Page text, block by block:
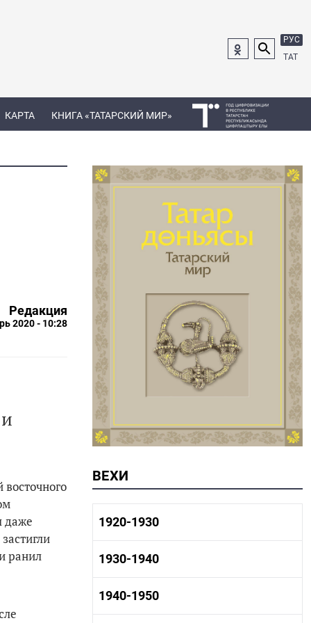
РУС
ТАТ
КАРТА КНИГА «ТАТАРСКИЙ МИР»
Редакция
2020 - 10:28
даже
ранил
ВЕХИ
1920-1930
1920-1930 история
1920-1930 культура
1930-1940
1930-1940 история
1930-1940 культура
1940-1950